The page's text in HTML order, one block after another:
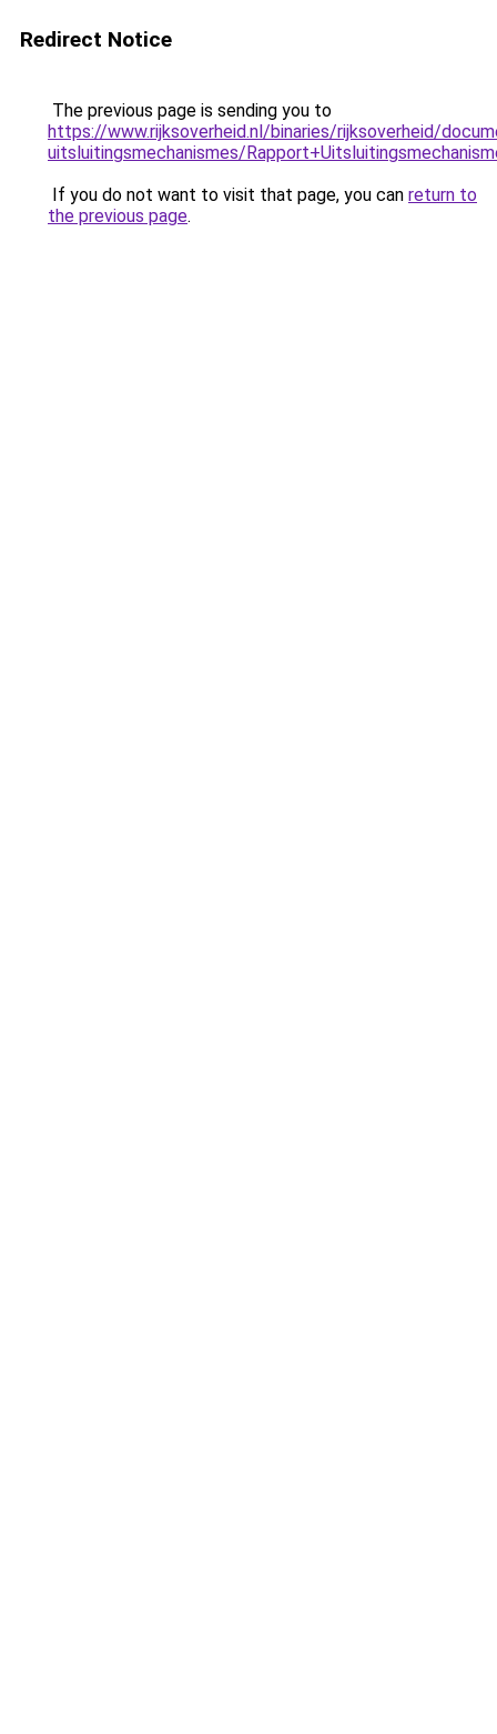
Redirect Notice
The previous page is sending you to
https://www.rijksoverheid.nl/binaries/rijksoverheid/
uitsluitingsmechanismes/
If you do not want to visit that page, you can return to
the previous page.